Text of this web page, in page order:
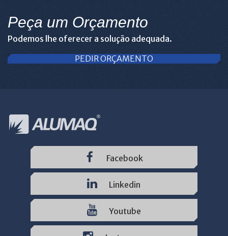
Peça um Orçamento
Podemos lhe oferecer a solução adequada.
PEDIR ORÇAMENTO
Facebook
Linkedin
Youtube